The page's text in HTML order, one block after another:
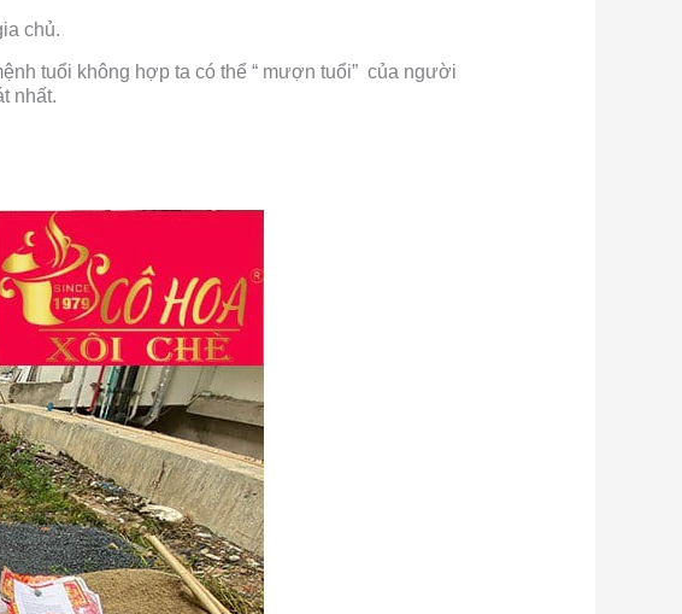
chủ.
tuổi không hợp ta có thể “ mượn tuổi” của người
nhất.